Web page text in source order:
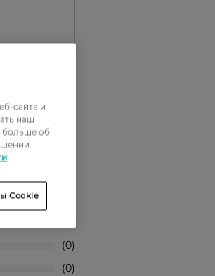
0
0
сайта и
наш
больше об
Cookie